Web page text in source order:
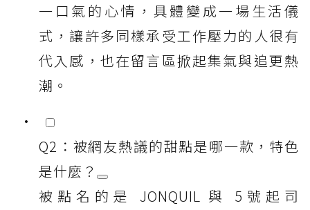
一口氣的心情，具體變成一場生活儀
式，讓許多同樣承受工作壓力的人很有
代入感，也在留言區掀起集氣與追更熱
潮。
Q2：被網友熱議的甜點是哪一款，特色
是什麼？
被點名的是 JONQUIL 與 5號起司